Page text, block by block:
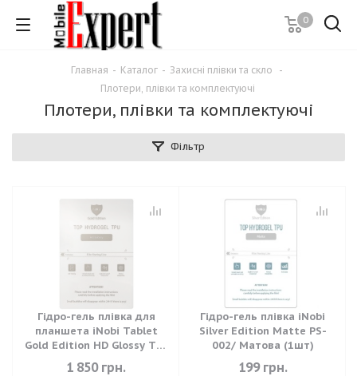
0
Главная - Каталог - Захисні плівки та скло
-
Плотери, плівки та комплектуючі
Плотери, плівки та комплектуючі
Фільтр
Гідро-гель плівка для
планшета iNobi Tablet
Gold Edition HD Glossy TG-
011 Глянець (10 штук)
1 850грн.
Гідро-гель плівка iNobi
Silver Edition Matte PS-
002/ Матова (1шт)
199грн.